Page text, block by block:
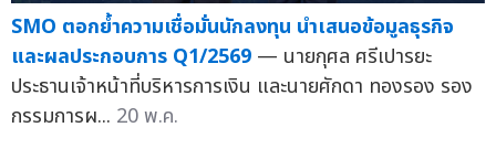
SMO ตอกย้ำความเชื่อมั่นนักลงทุน นำเสนอข้อมูลธุรกิจ
และผลประกอบการ Q1/2569 — นายกุศล ศรีเปารยะ
ประธานเจ้าหน้าที่บริหารการเงิน และนายศักดา ทองรอง รอง
กรรมการผ... 20 พ.ค.